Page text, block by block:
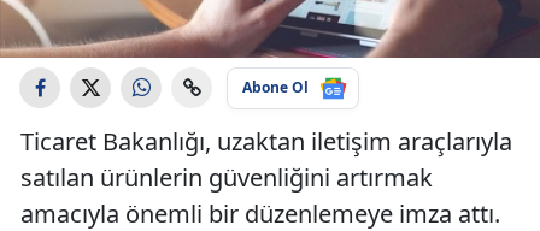
Abone Ol
Ticaret Bakanlığı, uzaktan iletişim araçlarıyla
satılan ürünlerin güvenliğini artırmak
amacıyla önemli bir düzenlemeye imza attı.